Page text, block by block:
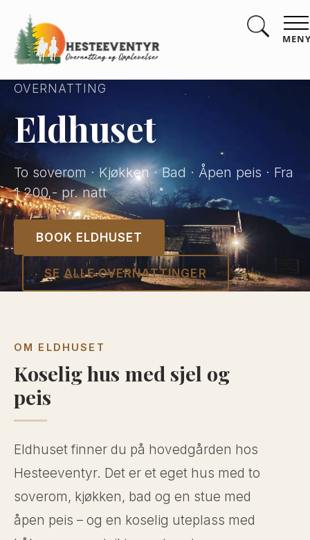
OVERNATTING
Eldhuset
To soverom · Kjøkken · Bad · Åpen peis · Fra
1 200,- pr. natt
BOOK ELDHUSET
SE ALLE OVERNATTINGER
OM ELDHUSET
Koselig hus med sjel og
peis
Eldhuset finner du på hovedgården hos
Hesteeventyr. Det er et eget hus med to
soverom, kjøkken, bad og en stue med
åpen peis – og en koselig uteplass med